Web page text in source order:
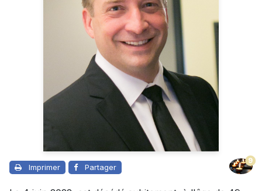
Imprimer Partager
9